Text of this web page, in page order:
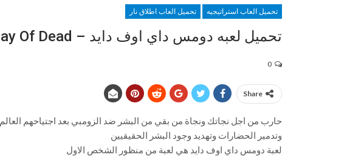
تحميل العاب استراتيجيه تحميل العاب اطلاق نار
تحميل لعبه دومس داي اوف دايد – Doomsday Of Dead
Share
حارب من اجل نجاتك ونجاة من بقي من البشر ضد الزومبي بعد اجتياحهم العالم
وتدمير الحضارات وتهديد وجود البشر الحقيقيين
لعبة دومس داي اوف دايد هي لعبة من منظور الشخص الاول